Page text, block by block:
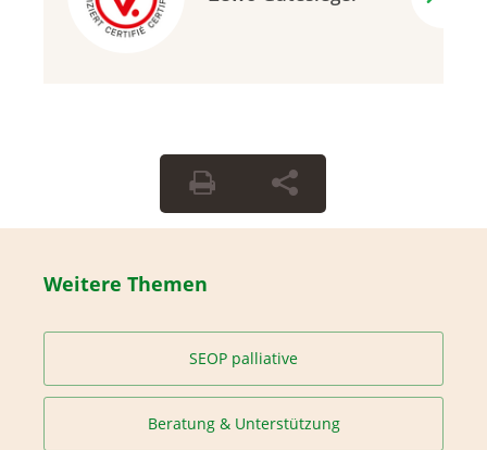
Weitere Themen
SEOP palliative
Beratung & Unterstützung